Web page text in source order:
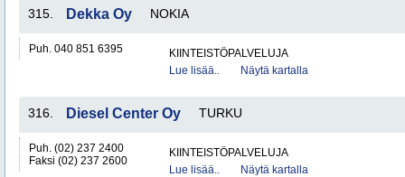
315. Dekka Oy NOKIA
Puh. 040 851 6395
KIINTEISTÖPALVELUJA
Lue lisää..
Näytä kartalla
316. Diesel Center Oy TURKU
Puh. (02) 237 2400
Faksi (02) 237 2600
KIINTEISTÖPALVELUJA
Lue lisää..
Näytä kartalla